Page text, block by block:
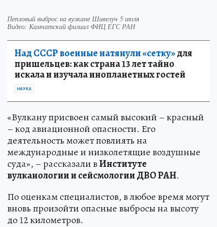
Пепловый выброс на вулкане Шивелуч 5 июля
Видео: Камчатский филиал ФИЦ ЕГС РАН
Над СССР военные натянули «сетку»для
пришельцев: как страна 13 лет тайно
искала и изучала инопланетных гостей
НАУКА
«Вулкану присвоен самый высокий – красный
– код авиационной опасности. Его
деятельность может повлиять на
международные и низколетящие воздушные
суда», – рассказали вИнституте
вулканологии и сейсмологии ДВО РАН.
По оценкам специалистов, в любое время могут
вновь произойти опасные выбросы на высоту
до 12 километров.